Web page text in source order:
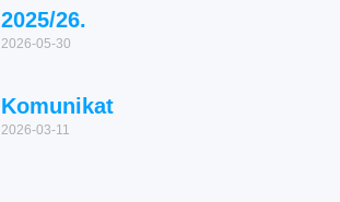
2025/26.
2026-05-30
Komunikat
2026-03-11